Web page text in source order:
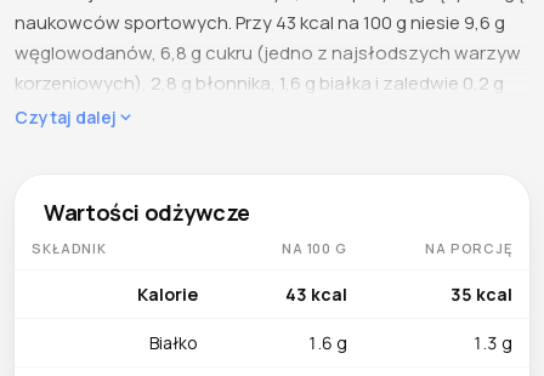
naukowców sportowych. Przy 43 kcal na 100 g niesie 9,6 g
węglowodanów, 6,8 g cukru (jedno z najsłodszych warzyw
korzeniowych), 2,8 g błonnika, 1,6 g białka i zaledwie 0,2 g
tłuszczu. Z 87,6 g wody buraki łączą ziemisty smak z
antyoksydacyjnym.
Co zawiera
Kwas foliowy (109 µg, ~27% DWR) to gwiazda profilu buraka
rozwoju płodu w ciąży. Potas (325 mg, ~9% DWR) reguluje
Czytaj dalej
Wartości odżywcze
SKŁADNIK NA 100 G NA PORCJĘ
Kalorie 43 kcal 35 kcal
Białko 1.6 g 1.3 g